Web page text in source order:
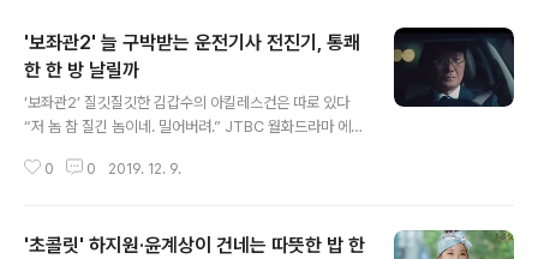
'보좌관2' 늘 구박받는 운전기사 전진기, 통쾌
한 한 방 날릴까
‘보좌관2’ 질깃질깃한 김갑수의 아킬레스건은 따로 있다
“저 놈 참 질긴 놈이네. 밀어버려.” JTBC 월화드라마 에서
들겨 맞고 칼에 찔려 둔덕 아래로 굴러 떨어졌지만 다시 기
“참 질긴 놈”이라는 표현이 딱 맞는 게 를 보면서 느끼는 감
0 0 2019. 12. 9.
'초콜릿' 하지원·윤계상이 건네는 따뜻한 밥 한